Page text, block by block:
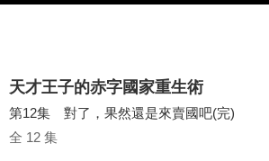
天才王子的赤字國家重生術
第12集 對了，果然還是來賣國吧(完)
全 12 集